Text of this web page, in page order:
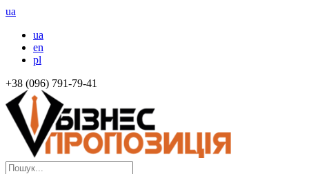
ua
ua
en
pl
+38 (096) 791-79-41